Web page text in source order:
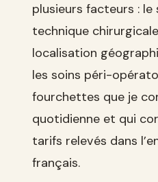
plusieurs facteurs : le
technique
localisation
les soins péri-
fourchettes que je
quotidienne et qui
tarifs relevés dans
français.